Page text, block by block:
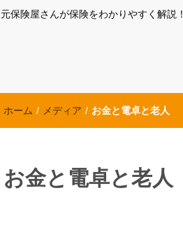
元保険屋さんが保険をわかりやすく解説！
ホーム / メディア / お金と電卓と老人
お金と電卓と老人